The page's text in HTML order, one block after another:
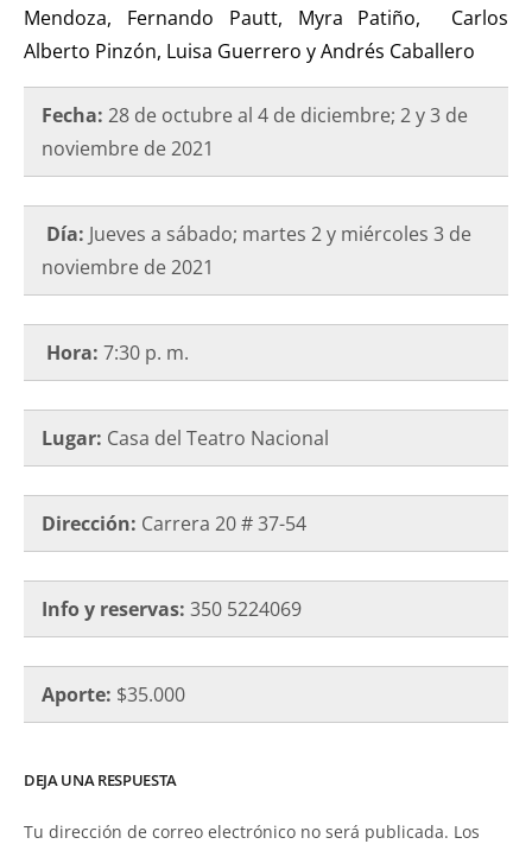
Mendoza, Fernando Pautt, Myra Patiño, Carlos
Alberto Pinzón, Luisa Guerrero y Andrés Caballero
Fecha: 28 de octubre al 4 de diciembre; 2 y 3 de
noviembre de 2021
Día: Jueves a sábado; martes 2 y miércoles 3 de
noviembre de 2021
Hora: 7:30 p. m.
Lugar: Casa del Teatro Nacional
Dirección: Carrera 20 # 37-54
Info y reservas: 350 5224069
Aporte: $35.000
DEJA UNA RESPUESTA
Tu dirección de correo electrónico no será publicada. Los